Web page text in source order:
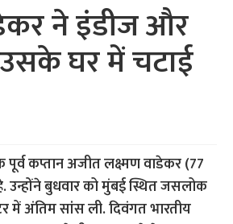
ने इंडीज और
घर में चटाई
पूर्व कप्तान अजीत लक्ष्मण वाडेकर (77
उन्होंने बुधवार को मुंबई स्थित जसलोक
में अंतिम सांस ली. दिवंगत भारतीय